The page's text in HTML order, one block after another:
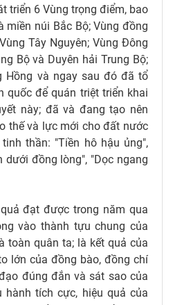
triển 6 Vùng trọng điểm, bao
miền núi Bắc Bộ; Vùng đồng
Tây Nguyên; Vùng Đông
Bộ và Duyên hải Trung Bộ;
Hồng và ngay sau đó đã tổ
quốc để quán triệt triển khai
này; đã và đang tạo nên
thế và lực mới cho đất nước
thần: "Tiền hô hậu ủng",
dưới đồng lòng", "Dọc ngang
đạt được trong năm qua
vào thành tựu chung của
toàn quân ta; là kết quả của
lớn của đồng bào, đồng chí
đúng đắn và sát sao của
hành tích cực, hiệu quả của